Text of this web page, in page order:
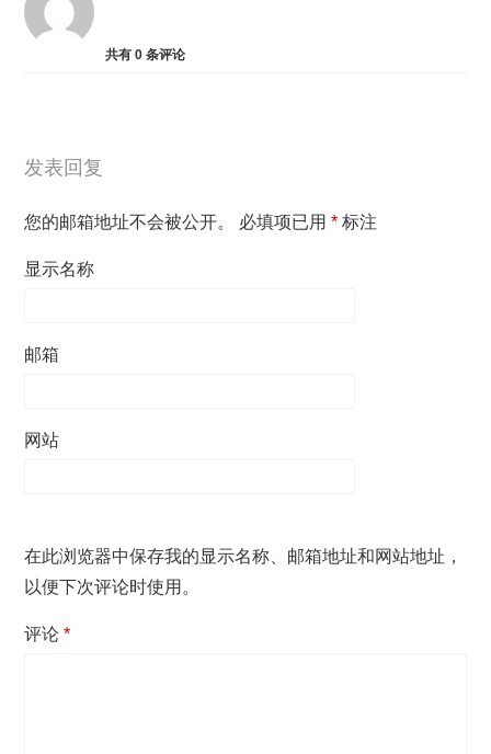
共有0 条评论
发表回复
您的邮箱地址不会被公开。 必填项已用* 标注
显示名称
邮箱
网站
在此浏览器中保存我的显示名称、邮箱地址和网站地址，
以便下次评论时使用。
评论*